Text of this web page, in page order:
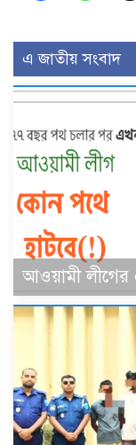
এ জাতীয় সংবাদ
আওয়ামী